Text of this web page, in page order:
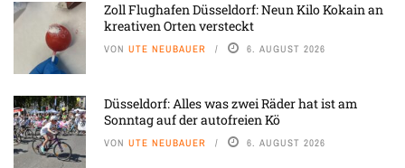
Zoll Flughafen Düsseldorf: Neun Kilo Kokain an
kreativen Orten versteckt
VON UTE NEUBAUER 6. AUGUST 2026
Düsseldorf: Alles was zwei Räder hat ist am
Sonntag auf der autofreien Kö
VON UTE NEUBAUER 6. AUGUST 2026